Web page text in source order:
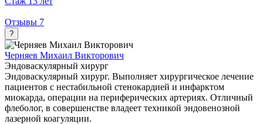
Отзывы 7
?
Черняев Михаил Викторович
Эндоваскулярный хирург
Эндоваскулярный хирург. Выполняет хирургическое лечение
пациентов с нестабильной стенокардией и инфарктом
миокарда, операции на периферических артериях. Отличный
флеболог, в совершенстве владеет техникой эндовенозной
лазерной коагуляции.